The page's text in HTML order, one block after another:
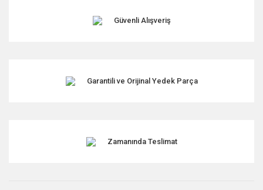
Güvenli Alışveriş
Garantili ve Orijinal Yedek Parça
Zamanında Teslimat